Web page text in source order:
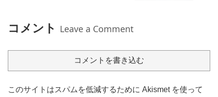
コメント Leave a Comment
コメントを書き込む
このサイトはスパムを低減するために Akismet を使って